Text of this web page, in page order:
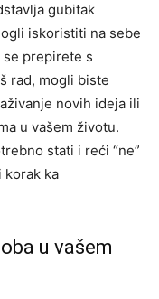
gubitak
iskoristiti na sebe
se prepirete s
rad, mogli biste
novih ideja ili
u vašem životu.
stati i reći “ne”
korak ka
u vašem